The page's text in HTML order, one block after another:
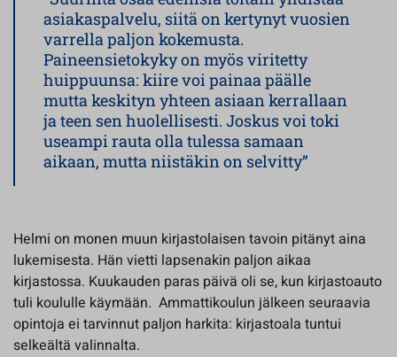
asiakaspalvelu, siitä on kertynyt vuosien
varrella paljon kokemusta.
Paineensietokyky on myös viritetty
huippuunsa: kiire voi painaa päälle
mutta keskityn yhteen asiaan kerrallaan
ja teen sen huolellisesti. Joskus voi toki
useampi rauta olla tulessa samaan
aikaan, mutta niistäkin on selvitty”
Helmi on monen muun kirjastolaisen tavoin pitänyt aina
lukemisesta. Hän vietti lapsenakin paljon aikaa
kirjastossa. Kuukauden paras päivä oli se, kun kirjastoauto
tuli koululle käymään. Ammattikoulun jälkeen seuraavia
opintoja ei tarvinnut paljon harkita: kirjastoala tuntui
selkeältä valinnalta.